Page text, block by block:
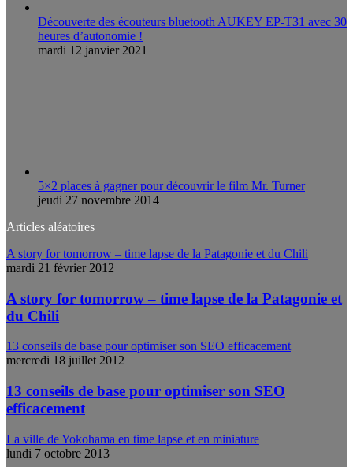
Découverte des écouteurs bluetooth AUKEY EP-T31 avec 30
heures d’autonomie !
mardi 12 janvier 2021
5×2 places à gagner pour découvrir le film Mr. Turner
jeudi 27 novembre 2014
Articles aléatoires
A story for tomorrow – time lapse de la Patagonie et du Chili
mardi 21 février 2012
A story for tomorrow – time lapse de la Patagonie et
du Chili
13 conseils de base pour optimiser son SEO efficacement
mercredi 18 juillet 2012
13 conseils de base pour optimiser son SEO
efficacement
La ville de Yokohama en time lapse et en miniature
lundi 7 octobre 2013